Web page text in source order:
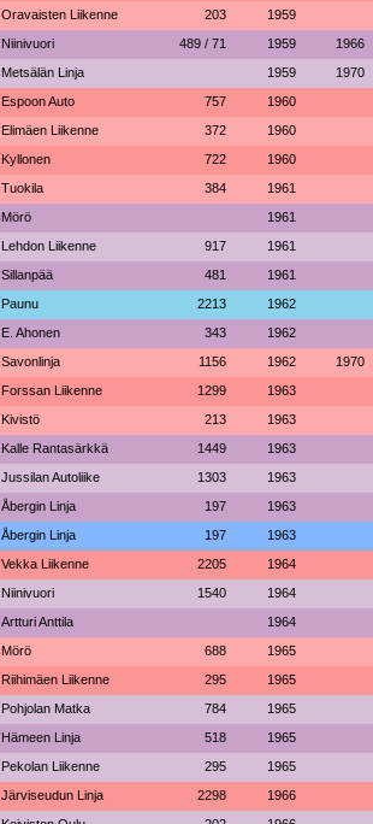
Oravaisten Liikenne 203 1959
Niinivuori 489 / 71 1959 1966
Metsälän Linja 1959 1970
Espoon Auto 757 1960
Elimäen Liikenne 372 1960
Kyllonen 722 1960
Tuokila 384 1961
Mörö 1961
Lehdon Liikenne 917 1961
Sillanpää 481 1961
Paunu 2213 1962
E. Ahonen 343 1962
Savonlinja 1156 1962 1970
Forssan Liikenne 1299 1963
Kivistö 213 1963
Kalle Rantasärkkä 1449 1963
Jussilan Autoliike 1303 1963
Åbergin Linja 197 1963
Åbergin Linja 197 1963
Vekka Liikenne 2205 1964
Niinivuori 1540 1964
Artturi Anttila 1964
Mörö 688 1965
Riihimäen Liikenne 295 1965
Pohjolan Matka 784 1965
Hämeen Linja 518 1965
Pekolan Liikenne 295 1965
Järviseudun Linja 2298 1966